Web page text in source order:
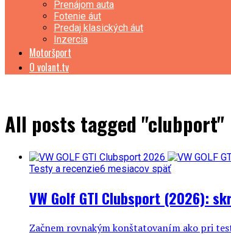
Prenájom auta
Fotenie áut
Predaj klasických áut
Inzercia
Motoršport
O volant.tv
All posts tagged "clubport"
Testy a recenzie6 mesiacov späť
VW Golf GTI Clubsport (2026):
Začnem rovnakým konštatovaním ako pri